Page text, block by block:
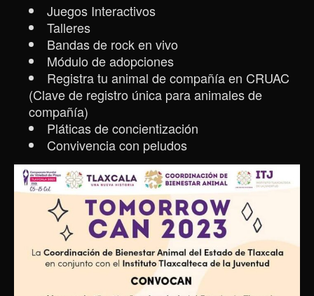
Juegos Interactivos
Talleres
Bandas de rock en vivo
Módulo de adopciones
Registra tu animal de compañía en CRUAC
(Clave de registro única para animales de
compañía)
Pláticas de concientización
Convivencia con peludos